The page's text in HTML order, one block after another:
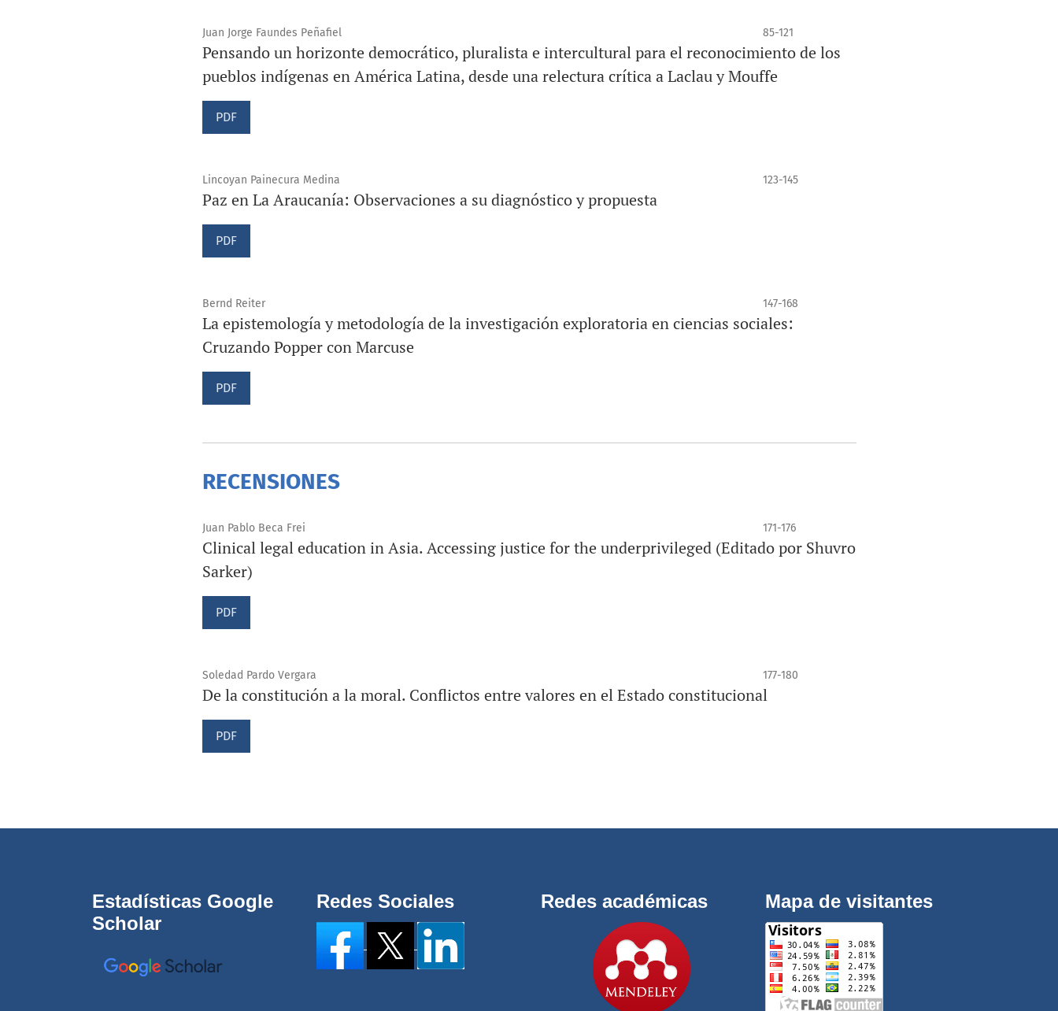
Juan Jorge Faundes Peñafiel 85-121
Pensando un horizonte democrático, pluralista e intercultural para el reconocimiento de los
pueblos indígenas en América Latina, desde una relectura crítica a Laclau y Mouffe
PDF
Lincoyan Painecura Medina 123-145
Paz en La Araucanía: Observaciones a su diagnóstico y propuesta
PDF
Bernd Reiter 147-168
La epistemología y metodología de la investigación exploratoria en ciencias sociales:
Cruzando Popper con Marcuse
PDF
RECENSIONES
Juan Pablo Beca Frei 171-176
Clinical legal education in Asia. Accessing justice for the underprivileged (Editado por Shuvro
Sarker)
PDF
Soledad Pardo Vergara 177-180
De la constitución a la moral. Conflictos entre valores en el Estado constitucional
PDF
Estadísticas Google
Scholar
Redes Sociales Redes académicas Mapa de visitantes